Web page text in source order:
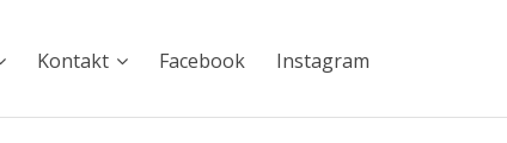
Kontakt Facebook Instagram